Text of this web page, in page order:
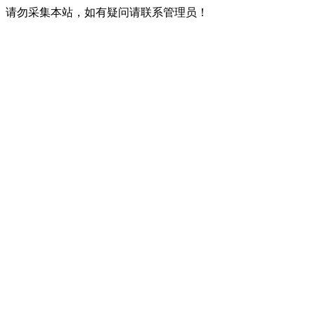
请勿采集本站，如有疑问请联系管理员！